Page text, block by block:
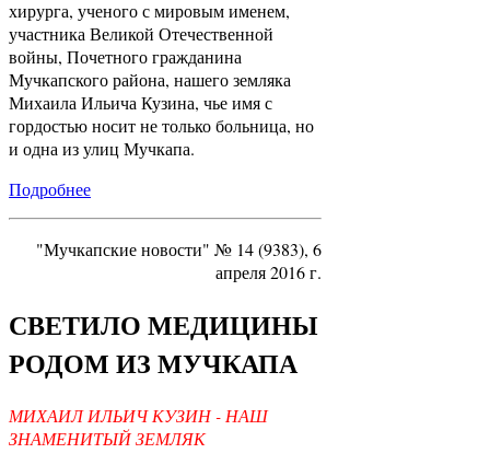
хирурга, ученого с мировым именем,
участника Великой Отечественной
войны, Почетного гражданина
Мучкапского района, нашего земляка
Михаила Ильича Кузина, чье имя с
гордостью носит не только больница, но
и одна из улиц Мучкапа.
Подробнее
"Мучкапские новости" № 14 (9383), 6
апреля 2016 г.
СВЕТИЛО МЕДИЦИНЫ
РОДОМ ИЗ МУЧКАПА
МИХАИЛ ИЛЬИЧ КУЗИН - НАШ
ЗНАМЕНИТЫЙ ЗЕМЛЯК